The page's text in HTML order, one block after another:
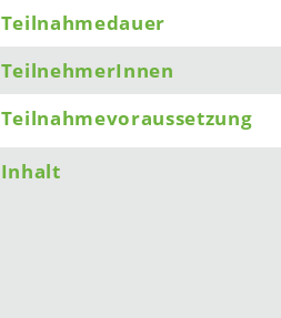
Teilnahmedauer
TeilnehmerInnen
Teilnahmevoraussetzung
Inhalt